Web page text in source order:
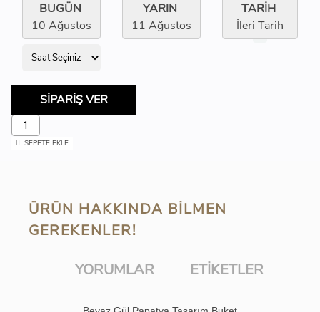
BUGÜN
10 Ağustos
YARIN
11 Ağustos
TARİH
İleri Tarih
SİPARİŞ VER
SEPETE EKLE
ÜRÜN HAKKINDA BILMEN
GEREKENLER!
YORUMLAR ETIKETLER